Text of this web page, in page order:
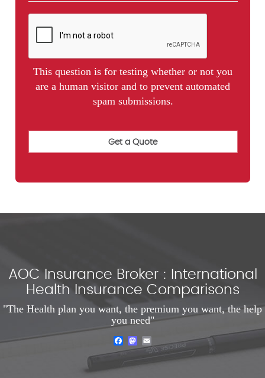
This question is for testing whether or not you
are a human visitor and to prevent automated
spam submissions.
AOC Insurance Broker : International
Health Insurance Comparisons
"The Health plan you want, the premium you want, the help
you need"
FacebookMastodon